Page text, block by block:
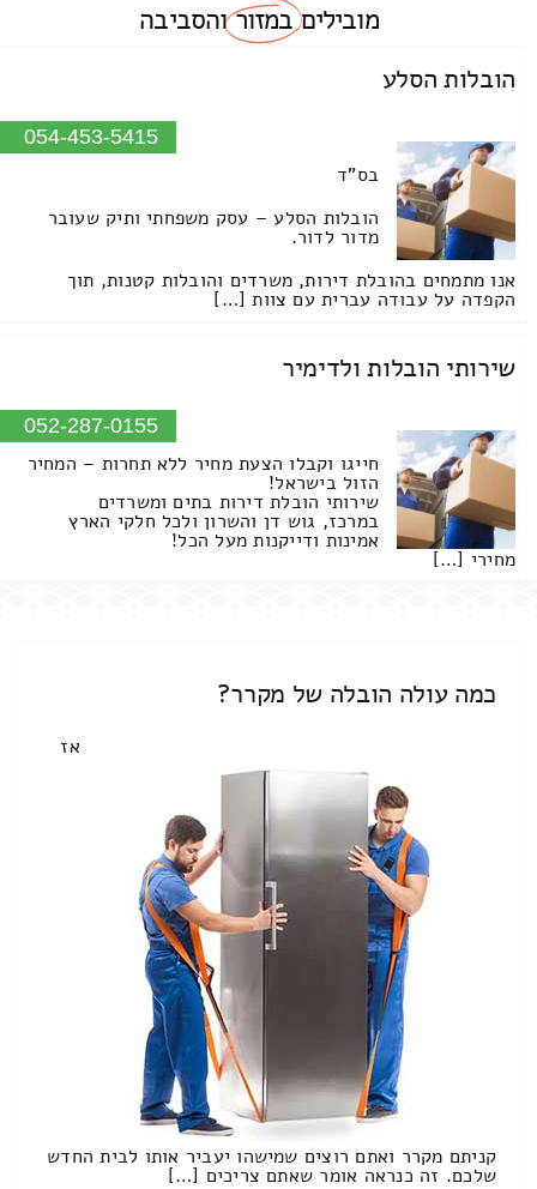
מוביליםבמזורוהסביבה
הובלות הסלע
054-453-5415
בס"ד
הובלות הסלע – עסק משפחתי ותיק שעובר
מדור לדור.
אנו מתמחים בהובלת דירות, משרדים והובלות קטנות, תוך
הקפדה על עבודה עברית עם צוות […]
שירותי הובלות ולדימיר
052-287-0155
חייגו וקבלו הצעת מחיר ללא תחרות – המחיר
הזול בישראל!
שירותי הובלת דירות בתים ומשרדים
במרכז, גוש דן והשרון ולכל חלקי הארץ
אמינות ודייקנות מעל הכל!
מחירי […]
כמה עולה הובלה של מקרר?
אז
קניתם מקרר ואתם רוצים שמישהו יעביר אותו לבית החדש
שלכם. זה כנראה אומר שאתם צריכים […]